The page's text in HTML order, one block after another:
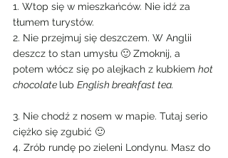
1. Wtop się w mieszkańców. Nie idź za
tłumem turystów.
2. Nie przejmuj się deszczem. W Anglii
deszcz to stan umysłu 🙂 Zmoknij, a
potem włócz się po alejkach z kubkiem hot
chocolate lub English breakfast tea.
3. Nie chodź z nosem w mapie. Tutaj serio
ciężko się zgubić 🙂
4. Zrób rundę po zieleni Londynu. Masz do